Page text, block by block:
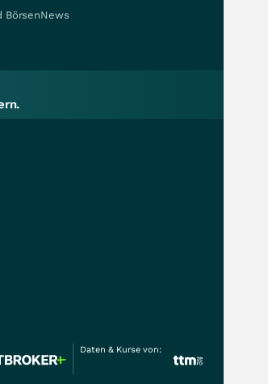
BörsenNews
Daten & Kurse von: